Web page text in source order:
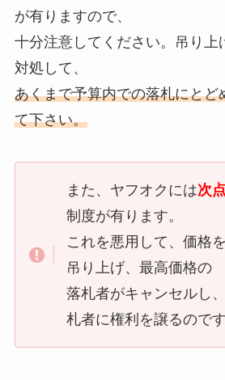
が有りますので、
十分注意してください。吊り上
対処して、
あくまで予算内での落札にとど
て下さい。
また、ヤフオクには次
制度が有ります。
これを悪用して、価格
吊り上げ、最高価格の
落札者がキャンセルし
札者に権利を譲るのです